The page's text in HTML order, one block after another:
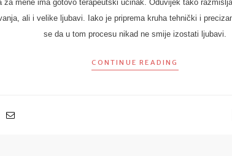
za mene ima gotovo terapeutski učinak. Oduvijek tako
ali i velike ljubavi. Iako je priprema kruha tehnički i
se da u tom procesu nikad ne smije izostati ljubavi.
CONTINUE READING